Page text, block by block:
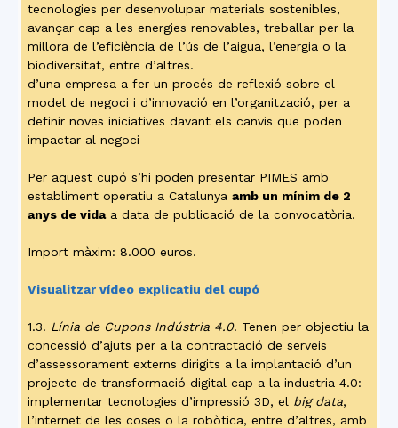
tecnologies per desenvolupar materials sostenibles,
avançar cap a les energies renovables, treballar per la
millora de l’eficiència de l’ús de l’aigua, l’energia o la
biodiversitat, entre d’altres.
d’una empresa a fer un procés de reflexió sobre el
model de negoci i d’innovació en l’organització, per a
definir noves iniciatives davant els canvis que poden
impactar al negoci
Per aquest cupó s’hi poden presentar PIMES amb
establiment operatiu a Catalunya amb un mínim de 2
anys de vidaa data de publicació de la convocatòria.
Import màxim: 8.000 euros.
Visualitzar vídeo explicatiu del cupó
1.3. Línia de Cupons Indústria 4.0. Tenen per objectiu la
concessió d’ajuts per a la contractació de serveis
d’assessorament externs dirigits a la implantació d’un
projecte de transformació digital cap a la industria 4.0:
implementar tecnologies d’impressió 3D, el big data,
l’internet de les coses o la robòtica, entre d’altres, amb